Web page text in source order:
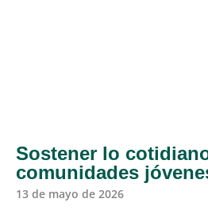
Sostener lo
comunidades
13 de mayo de 2026